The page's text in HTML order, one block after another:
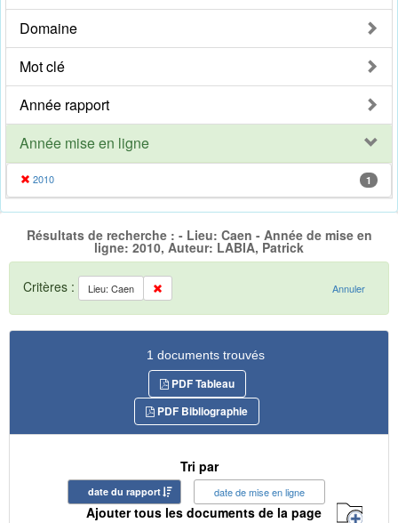
Domaine
Mot clé
Année rapport
Année mise en ligne
2010 1
Résultats de recherche : - Lieu: Caen - Année de mise en
ligne: 2010, Auteur: LABIA, Patrick
Critères : Lieu: Caen Annuler
1 documents trouvés
PDF Tableau
PDF Bibliographie
Tri par
date du rapport date de mise en ligne
Ajouter tous les documents de la page